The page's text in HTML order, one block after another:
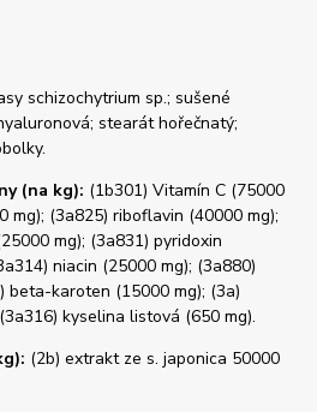
schizochytrium sp.; sušené
stearát hořečnatý;
(na kg): (1b301) Vitamín C (75000
mg); (3a825) riboflavin (40000 mg);
mg); (3a831) pyridoxin
niacin (25000 mg); (3a880)
beta-karoten (15000 mg); (3a)
kyselina listová (650 mg).
(2b) extrakt ze s. japonica 50000